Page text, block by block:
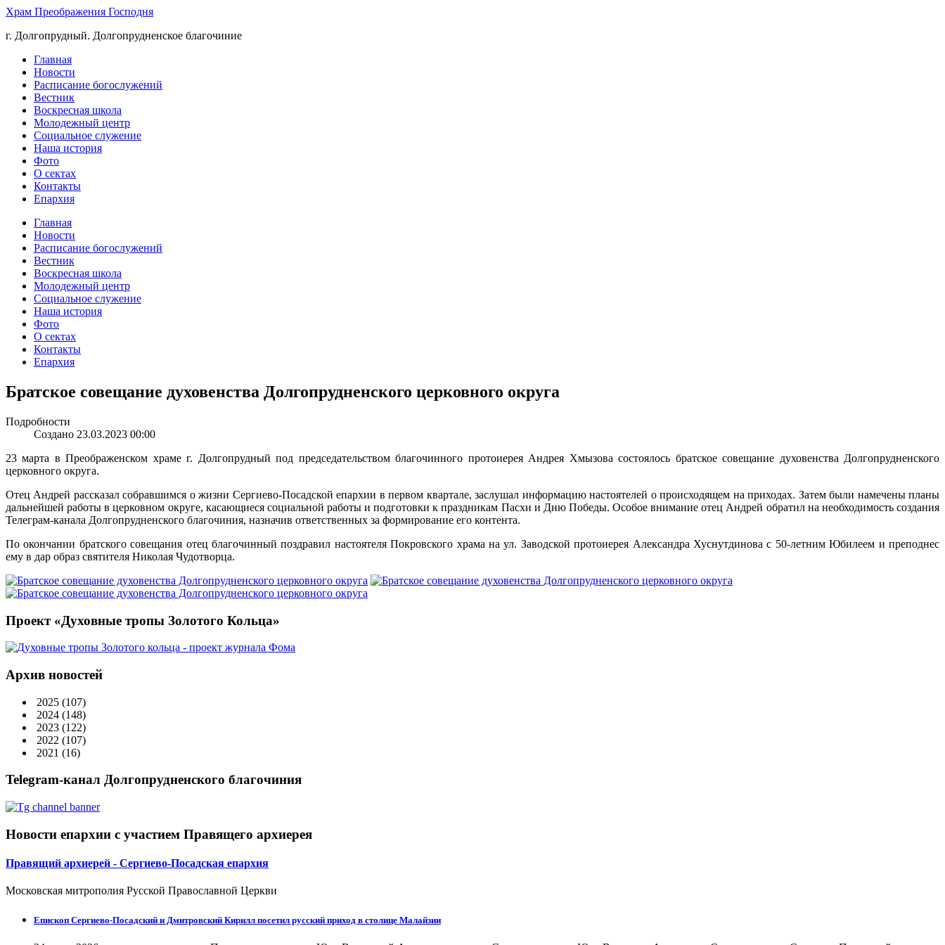
Храм Преображения Господня
г. Долгопрудный. Долгопрудненское благочиние
Главная
Новости
Расписание богослужений
Вестник
Воскресная школа
Молодежный центр
Социальное служение
Наша история
Фото
О сектах
Контакты
Епархия
Главная
Новости
Расписание богослужений
Вестник
Воскресная школа
Молодежный центр
Социальное служение
Наша история
Фото
О сектах
Контакты
Епархия
Братское совещание духовенства Долгопрудненского церковного округа
Подробности
Создано 23.03.2023 00:00
23 марта в Преображенском храме г. Долгопрудный под председательством благочинного протоиерея Андрея Хмызова состоялось братское совещание духовенства Долгопрудненского
церковного округа.
Отец Андрей рассказал собравшимся о жизни Сергиево-Посадской епархии в первом квартале, заслушал информацию настоятелей о происходящем на приходах. Затем были намечены планы
дальнейшей работы в церковном округе, касающиеся социальной работы и подготовки к праздникам Пасхи и Дню Победы. Особое внимание отец Андрей обратил на необходимость создания
Телеграм-канала Долгопрудненского благочиния, назначив ответственных за формирование его контента.
По окончании братского совещания отец благочинный поздравил настоятеля Покровского храма на ул. Заводской протоиерея Александра Хуснутдинова с 50-летним Юбилеем и преподнес
ему в дар образ святителя Николая Чудотворца.
Проект «Духовные тропы Золотого Кольца»
Архив новостей
2025 (107)
2024 (148)
2023 (122)
2022 (107)
2021 (16)
Telegram-канал Долгопрудненского благочиния
Новости епархии с участием Правящего архиерея
Правящий архиерей - Сергиево-Посадская епархия
Московская митрополия Русской Православной Церкви
Епископ Сергиево-Посадский и Дмитровский Кирилл посетил русский приход в столице Малайзии